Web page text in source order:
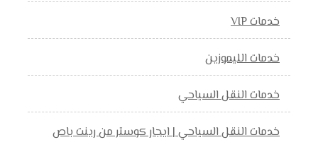
خدمات VIP
خدمات الليموزين
خدمات النقل السياحي
خدمات النقل السياحي | ايجار كوستر من رينت باص